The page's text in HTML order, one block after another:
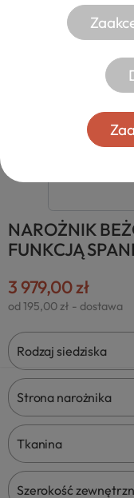
NAROŻNIK
FUNKCJĄ
3 979,00 zł
od 195,00 zł - dostawa
Rodzaj siedziska
Strona narożnika
Tkanina
Kod
tkaniny:
Szerokość